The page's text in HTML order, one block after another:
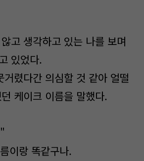
고 생각하고 있는 나를 보며
있었다.
거렸다간 의심할 것 같아 얼떨
케이크 이름을 말했다.
이랑 똑같구나.